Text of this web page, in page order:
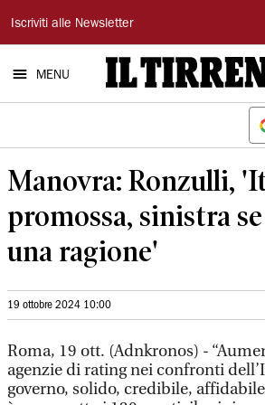
Il
Tirreno
Iscriviti alle Newsletter
MENU
Manovra: Ronzulli,
promossa, sinistra
una ragione'
19 ottobre 2024 10:00
Roma, 19 ott. (Adnkronos) -
agenzie di rating nei confronti
governo, solido, credibile,